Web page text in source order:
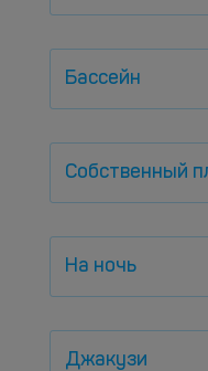
Бассейн
Собственный
На ночь
Джакузи